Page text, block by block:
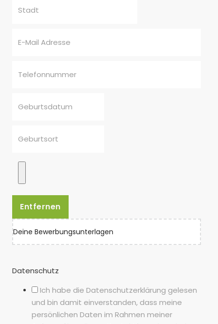
Entfernen
Deine Bewerbungsunterlagen
Datenschutz
Ich habe die Datenschutzerklärung gelesen
und bin damit einverstanden, dass meine
persönlichen Daten im Rahmen meiner